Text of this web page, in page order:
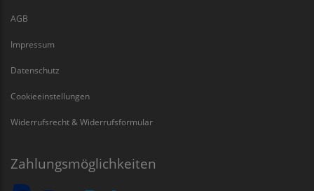
AGB
Impressum
Datenschutz
Cookieeinstellungen
Widerrufsrecht & Widerrufsformular
Zahlungsmöglichkeiten